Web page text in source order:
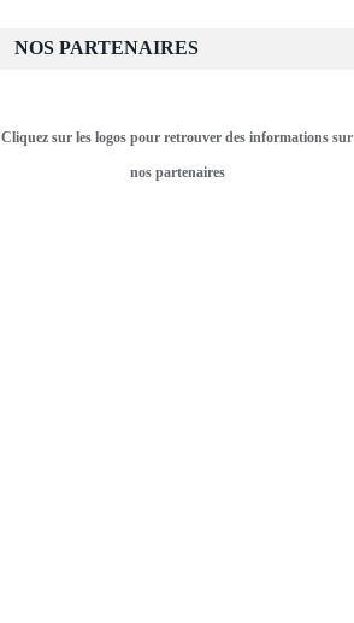
NOS PARTENAIRES
Cliquez sur les logos pour retrouver des informations sur
nos partenaires